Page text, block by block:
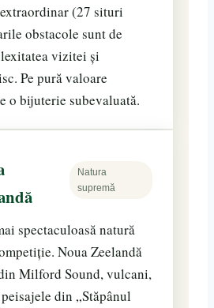
(27 situri
obstacole sunt de
vizitei și
Pe pură valoare
o bijuterie subevaluată.
Natura
supremă
spectaculoasă natură
Noua Zeelandă
Milford Sound, vulcani,
din „Stăpânul